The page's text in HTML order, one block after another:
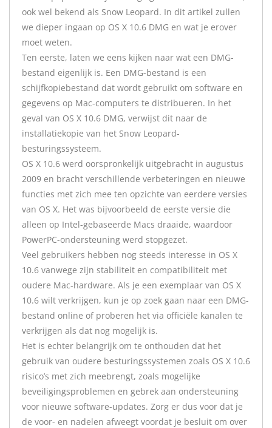
ook wel bekend als Snow Leopard. In dit artikel zullen
we dieper ingaan op OS X 10.6 DMG en wat je erover
moet weten.
Ten eerste, laten we eens kijken naar wat een DMG-
bestand eigenlijk is. Een DMG-bestand is een
schijfkopiebestand dat wordt gebruikt om software en
gegevens op Mac-computers te distribueren. In het
geval van OS X 10.6 DMG, verwijst dit naar de
installatiekopie van het Snow Leopard-
besturingssysteem.
OS X 10.6 werd oorspronkelijk uitgebracht in augustus
2009 en bracht verschillende verbeteringen en nieuwe
functies met zich mee ten opzichte van eerdere versies
van OS X. Het was bijvoorbeeld de eerste versie die
alleen op Intel-gebaseerde Macs draaide, waardoor
PowerPC-ondersteuning werd stopgezet.
Veel gebruikers hebben nog steeds interesse in OS X
10.6 vanwege zijn stabiliteit en compatibiliteit met
oudere Mac-hardware. Als je een exemplaar van OS X
10.6 wilt verkrijgen, kun je op zoek gaan naar een DMG-
bestand online of proberen het via officiële kanalen te
verkrijgen als dat nog mogelijk is.
Het is echter belangrijk om te onthouden dat het
gebruik van oudere besturingssystemen zoals OS X 10.6
risico’s met zich meebrengt, zoals mogelijke
beveiligingsproblemen en gebrek aan ondersteuning
voor nieuwe software-updates. Zorg er dus voor dat je
de voor- en nadelen afweegt voordat je besluit om over